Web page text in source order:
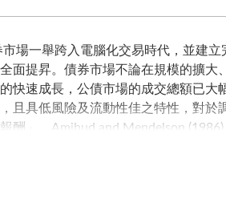
場一舉跨入電腦化交易時代，並建立
面提昇。債券市場不論在規模的擴大
快速成長，公債市場的成交總額已大
且具低風險及流動性佳之特性，對於
酬」，Amihud and Mendelson (1986)
債殖利率與流動性之間的回饋關係。
支柱，藉由公債殖利率及流動性影響